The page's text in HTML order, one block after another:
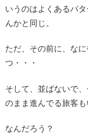
いうのはよくあるパ
んかと同じ。
ただ、その前に、な
つ・・・
そして、並ばないで
のまま進んでる旅客も
なんだろう？